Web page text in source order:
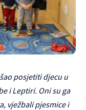
posjetiti djecu u
i Leptiri. Oni su ga
vježbali pjesmice i